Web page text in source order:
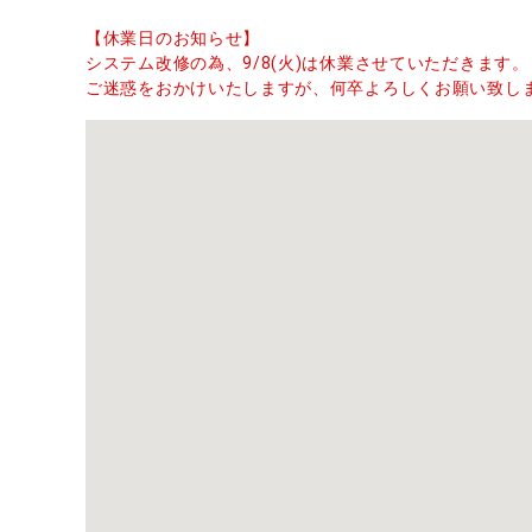
【休業日のお知らせ】
システム改修の為、9/8(火)は休業させていただきます。
ご迷惑をおかけいたしますが、何卒よろしくお願い致し